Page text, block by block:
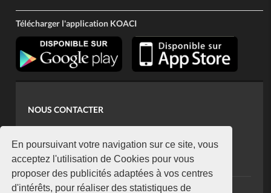
En poursuivant votre navigation sur ce site, vous
acceptez l'utilisation de Cookies pour vous
proposer des publicités adaptées à vos centres
d'intérêts, pour réaliser des statistiques de
Télécharger l'application KOACI
NOUS CONTACTER
koaci@yahoo.fr
+225 07 08 85 52 93